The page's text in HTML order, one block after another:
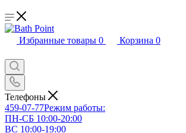
Избранные товары 0 Корзина 0
Телефоны
459-07-77Режим работы:
ПН-СБ 10:00-20:00
ВС 10:00-19:00